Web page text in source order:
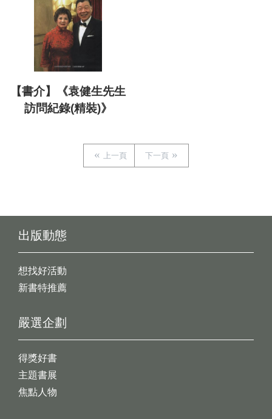
【書介】《袁健生先生
訪問紀錄(精裝)》
上一頁 下一頁
出版動態
想找好活動
新書特推薦
嚴選企劃
得獎好書
主題書展
焦點人物